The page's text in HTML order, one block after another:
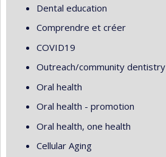
Dental education
Comprendre et créer
COVID19
Outreach/community dentistry
Oral health
Oral health - promotion
Oral health, one health
Cellular Aging